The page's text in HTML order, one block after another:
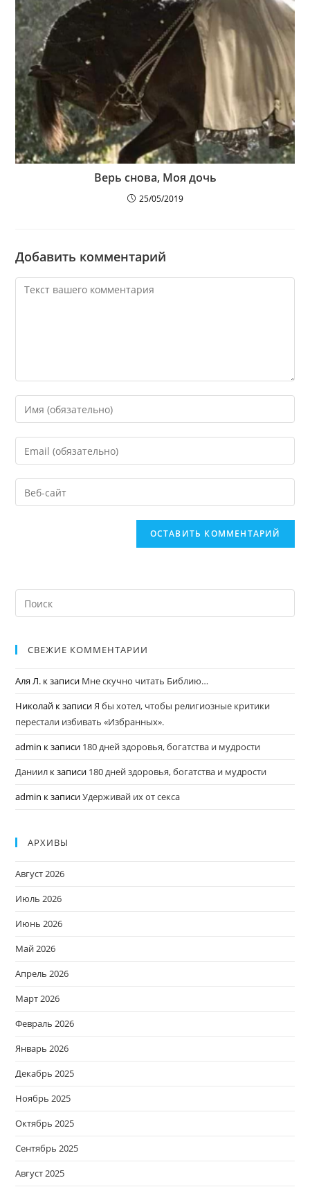
Верь снова, Моя дочь
25/05/2019
Добавить комментарий
СВЕЖИЕ КОММЕНТАРИИ
Аля Л. к записи Мне скучно читать Библию…
Николай к записиЯ бы хотел, чтобы религиозные критики
перестали избивать «Избранных».
admin к записи 180 дней здоровья, богатства и мудрости
Даниил к записи 180 дней здоровья, богатства и мудрости
admin к записиУдерживай их от секса
АРХИВЫ
Август 2026
Июль 2026
Июнь 2026
Май 2026
Апрель 2026
Март 2026
Февраль 2026
Январь 2026
Декабрь 2025
Ноябрь 2025
Октябрь 2025
Сентябрь 2025
Август 2025